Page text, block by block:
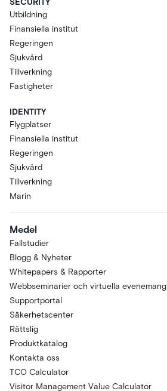
Utbildning
Finansiella institut
Regeringen
Sjukvård
Tillverkning
Fastigheter
IDENTITY
Flygplatser
Finansiella institut
Regeringen
Sjukvård
Tillverkning
Marin
Medel
Fallstudier
Blogg & Nyheter
Whitepapers & Rapporter
Webbseminarier och virtuella evenemang
Supportportal
Säkerhetscenter
Rättslig
Produktkatalog
Kontakta oss
TCO Calculator
Visitor Management Value Calculator